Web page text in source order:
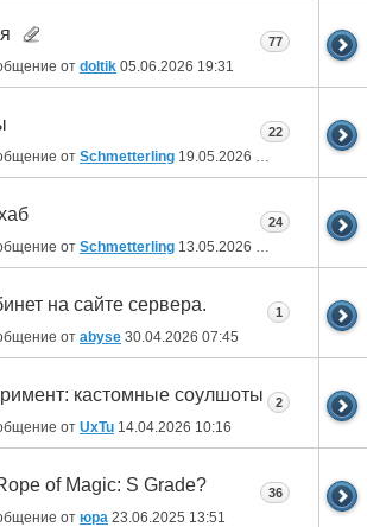
от doltik 05.06.2026 19:31
77
от Schmetterling 19.05.2026
22
от Schmetterling 13.05.2026
24
на сайте сервера.
от abyse 30.04.2026 07:45
1
кастомные соулшоты
от UxTu 14.04.2026 10:16
2
of Magic: S Grade?
от юра 23.06.2025 13:51
36